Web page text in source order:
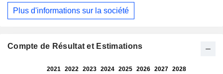
de 13 sites de production implantés aux Etats-Unis (10), en
Mexique (2) et en Malaisie. 87,2% du CA est réalisé aux
Plus d'informations sur la société
Compte de Résultat et Estimations